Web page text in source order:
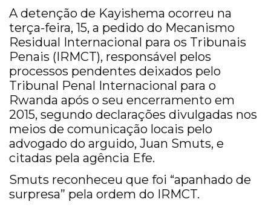
A detenção de Kayishema ocorreu na
terça-feira, 15, a pedido do Mecanismo
Residual Internacional para os Tribunais
Penais (IRMCT), responsável pelos
processos pendentes deixados pelo
Tribunal Penal Internacional para o
Rwanda após o seu encerramento em
2015, segundo declarações divulgadas nos
meios de comunicação locais pelo
advogado do arguido, Juan Smuts, e
citadas pela agência Efe.
Smuts reconheceu que foi “apanhado de
surpresa” pela ordem do IRMCT.